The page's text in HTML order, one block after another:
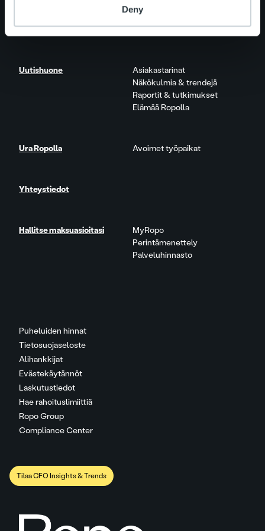
Deny
Puheluiden hinnat
Tietosuojaseloste
Alihankkijat
Evästekäytännöt
Laskutustiedot
Hae rahoituslimiittiä
Ropo Group
Compliance Center
Lisäpalvelut
Tuote- ja palvelupäivitykset
Uutishuone
Asiakastarinat
Näkökulmia & trendejä
Raportit & tutkimukset
Elämää Ropolla
Ura Ropolla Avoimet työpaikat
Yhteystiedot
Hallitse maksuasioitasi
MyRopo
Perintämenettely
Palveluhinnasto
Tilaa CFO Insights & Trends